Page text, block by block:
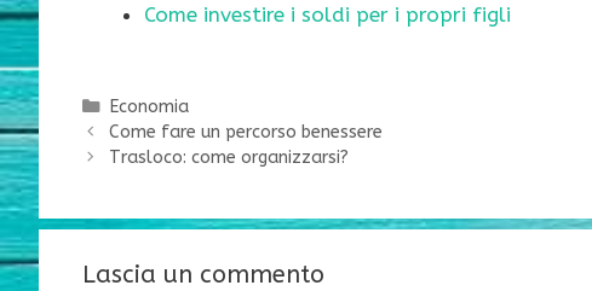
Come investire i soldi per i propri figli
Categorie
Economia
Come fare un percorso benessere
Trasloco: come organizzarsi?
Lascia un commento